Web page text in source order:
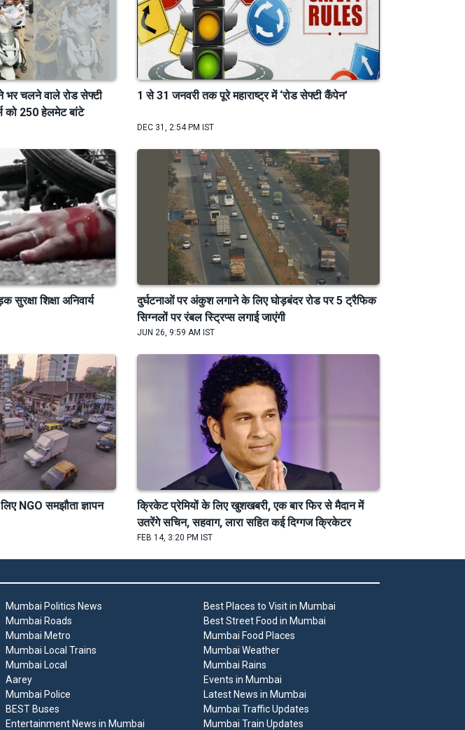
भर चलने वाले रोड सेफ्टी
को 250 हेलमेट बांटे
1 से 31 जनवरी तक पूरे महाराष्ट्र में ‘रोड सेफ्टी कैंपेन’
DEC 31, 2:54 PM IST
शिक्षा अनिवार्य
दुर्घटनाओं पर अंकुश लगाने के लिए घोड़बंदर रोड पर 5 ट्रैफिक
सिग्नलों पर रंबल स्ट्रिप्स लगाई जाएंगी
JUN 26, 9:59 AM IST
NGO समझौता ज्ञापन
क्रिकेट प्रेमियों के लिए खुशखबरी, एक बार फिर से मैदान में
उतरेंगे सचिन, सहवाग, लारा सहित कई दिग्गज क्रिकेटर
FEB 14, 3:20 PM IST
Mumbai Politics News
Mumbai Roads
Mumbai Metro
Mumbai Local Trains
Mumbai Local
Aarey
Mumbai Police
BEST Buses
Entertainment News in Mumbai
Best Places to Visit in Mumbai
Best Street Food in Mumbai
Mumbai Food Places
Mumbai Weather
Mumbai Rains
Events in Mumbai
Latest News in Mumbai
Mumbai Traffic Updates
Mumbai Train Updates